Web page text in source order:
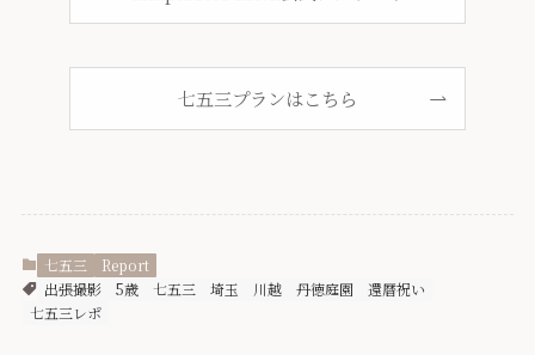
七五三プランはこちら
七五三
Report
出張撮影
5歳 七五三 埼玉 川越 丹徳庭園
還暦祝い
七五三レポ